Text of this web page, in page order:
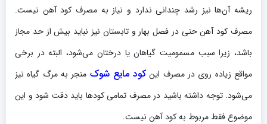
ریشه آن‌ها نیز رشد چندانی ندارد و نیاز به مصرف کود آهن نیست.
مصرف کود آهن حتی در فصل بهار و تابستان نیز نباید بیش از حد مجاز
باشد، زیرا سبب مسمومیت گیاهان یا درختان می‌شود، البته در برخی
مواقع زیاده روی در مصرف این کود مایع شوک منجر به مرگ گیاه نیز
می‌شود. توجه داشته باشید در مصرف تمامی کودها باید دقت شود و این
موضوع فقط مربوط به کود آهن نیست.